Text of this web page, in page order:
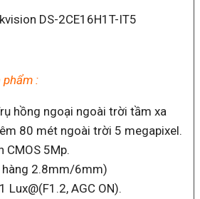
DS-2CE16H1T-IT5
:
hồng ngoại ngoài trời tầm xa
80 mét ngoài trời 5 megapixel.
CMOS 5Mp.
hàng 2.8mm/6mm)
Lux@(F1.2, AGC ON).